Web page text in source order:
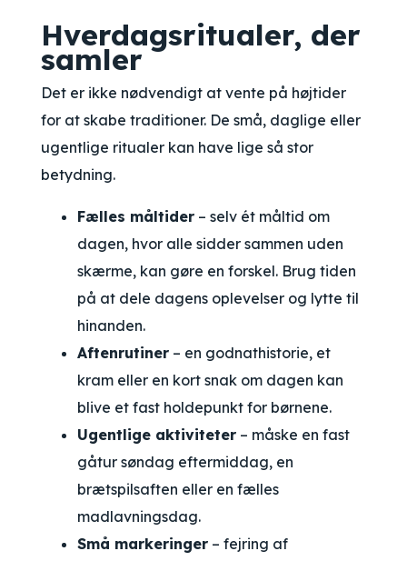
Hverdagsritualer, der
samler
Det er ikke nødvendigt at vente på højtider
for at skabe traditioner. De små, daglige eller
ugentlige ritualer kan have lige så stor
betydning.
Fælles måltider – selv ét måltid om
dagen, hvor alle sidder sammen uden
skærme, kan gøre en forskel. Brug tiden
på at dele dagens oplevelser og lytte til
hinanden.
Aftenrutiner – en godnathistorie, et
kram eller en kort snak om dagen kan
blive et fast holdepunkt for børnene.
Ugentlige aktiviteter – måske en fast
gåtur søndag eftermiddag, en
brætspilsaften eller en fælles
madlavningsdag.
Små markeringer – fejring af